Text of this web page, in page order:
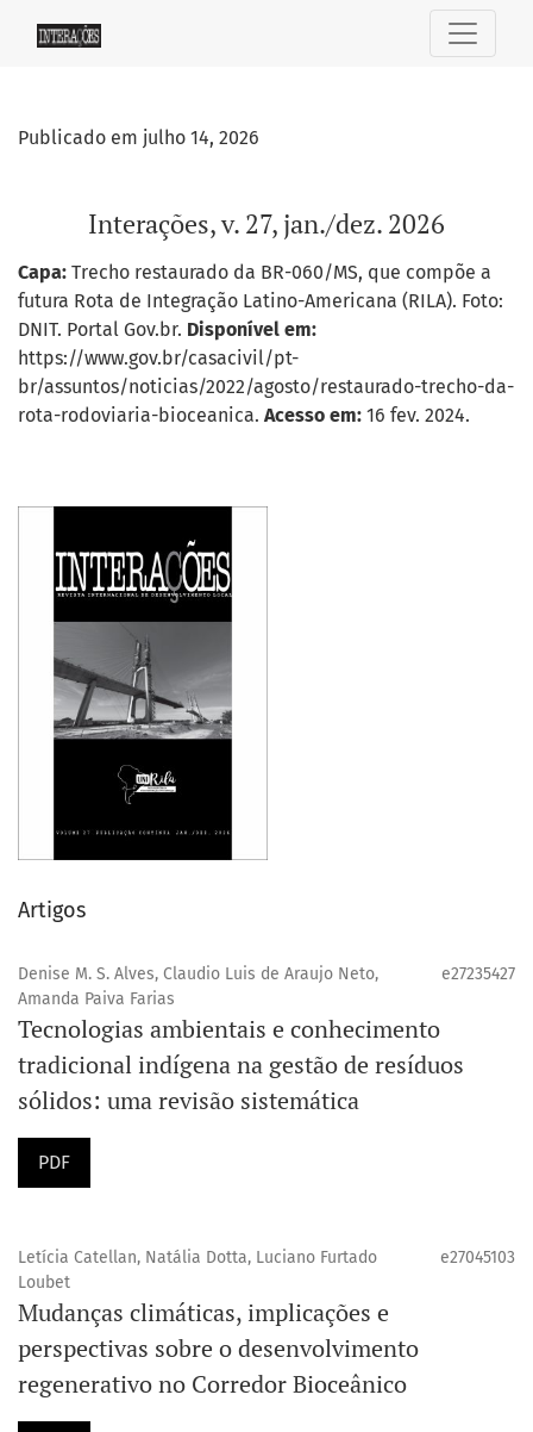
Publicado em julho 14, 2026
Interações, v. 27, jan./dez. 2026
Capa: Trecho restaurado da BR-060/MS, que compõe a
futura Rota de Integração Latino-Americana (RILA). Foto:
DNIT. Portal Gov.br. Disponível em:
https://www.gov.br/casacivil/pt-
br/assuntos/noticias/2022/agosto/restaurado-trecho-da-
rota-rodoviaria-bioceanica. Acesso em: 16 fev. 2024.
Artigos
Denise M. S. Alves, Claudio Luis de Araujo Neto,
Amanda Paiva Farias
e27235427
Tecnologias ambientais e conhecimento
tradicional indígena na gestão de resíduos
sólidos: uma revisão sistemática
PDF
Letícia Catellan, Natália Dotta, Luciano Furtado
Loubet
e27045103
Mudanças climáticas, implicações e
perspectivas sobre o desenvolvimento
regenerativo no Corredor Bioceânico